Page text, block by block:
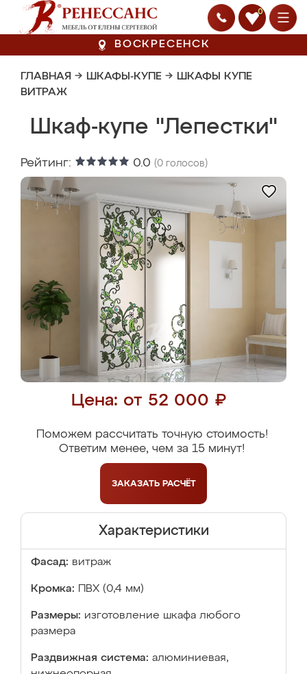
0
ВОСКРЕСЕНСК
ГЛАВНАЯ → ШКАФЫ-КУПЕ → ШКАФЫ КУПЕ
ВИТРАЖ
Шкаф-купе "Лепестки"
Рейтинг: 0.0 (0 голосов)
Цена: от 52 000 ₽
Поможем рассчитать точную стоимость!
Ответим менее, чем за 15 минут!
ЗАКАЗАТЬ РАСЧЁТ
Характеристики
Фасад: витраж
Кромка: ПВХ (0,4 мм)
Размеры: изготовление шкафа любого
размера
Раздвижная система: алюминиевая,